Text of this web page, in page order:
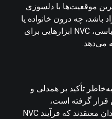
موقعیت‌ها با دلسوزی
باشد، چه درون خانواده یا
در میان اختلافات فرهنگی و سیاسی، NVC ابزارهایی برای
می‌دهد.
تأکید بر همدلی و
قرار گرفته است،
چالش‌هایی نیز دارد. برخی منتقدان معتقدند که فرآیند NVC